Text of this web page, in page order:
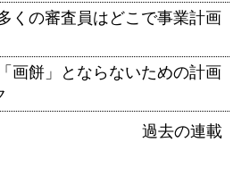
くの審査員はどこで事業計画
画餅」とならないための計画
過去の連載